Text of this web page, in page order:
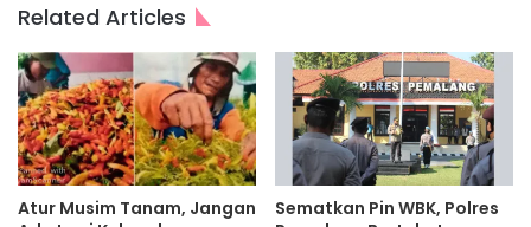
Related Articles
Atur Musim Tanam, Jangan
Sematkan Pin WBK, Polres